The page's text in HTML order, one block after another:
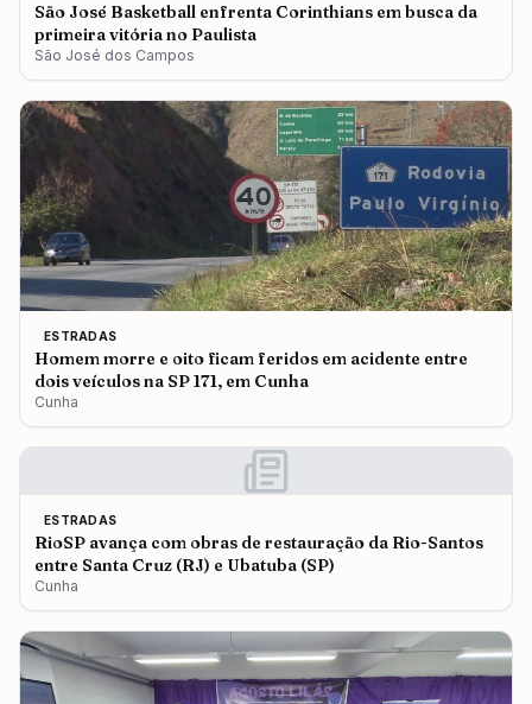
São José Basketball enfrenta Corinthians em busca da
primeira vitória no Paulista
São José dos Campos
ESTRADAS
Homem morre e oito ficam feridos em acidente entre
dois veículos na SP 171, em Cunha
Cunha
ESTRADAS
RioSP avança com obras de restauração da Rio-Santos
entre Santa Cruz (RJ) e Ubatuba (SP)
Cunha